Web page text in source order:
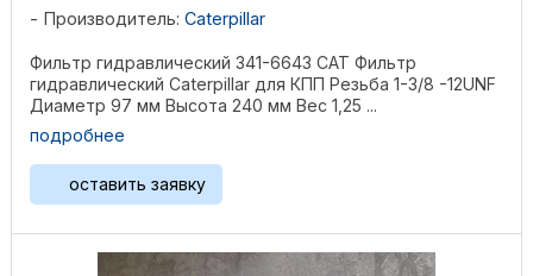
Производитель: Caterpillar
Фильтр гидравлический 341-6643 CAT Фильтр
гидравлический Caterpillar для КПП Резьба 1-3/8 -12UNF
Диаметр 97 мм Высота 240 мм Вес 1,25 ...
подробнее
оставить заявку